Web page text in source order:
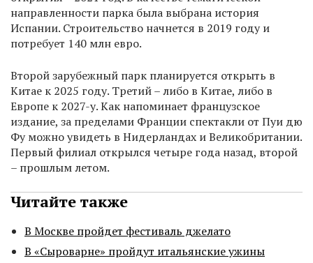
направленности парка была выбрана история
Испании. Строительство начнется в 2019 году и
потребует 140 млн евро.
Второй зарубежный парк планируется открыть в
Китае к 2025 году. Третий – либо в Китае, либо в
Европе к 2027-у. Как напоминает французское
издание, за пределами Франции спектакли от Пуи дю
Фу можно увидеть в Нидерландах и Великобритании.
Первый филиал открылся четыре года назад, второй
– прошлым летом.
Читайте также
В Москве пройдет фестиваль джелато
В «Сыроварне» пройдут итальянские ужины